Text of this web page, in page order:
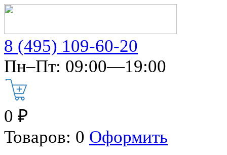
8 (495) 109-60-20
Пн–Пт: 09:00—19:00
0 ₽
Товаров: 0 Оформить